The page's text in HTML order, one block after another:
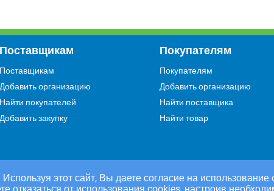
Используя этот сайт, Вы даете согласие на использование
отказаться от использования cookies, настроив
Поставщикам
Поставщикам
Добавить организацию
Найти покупателей
Добавить закупку
Покупателям
Покупателям
Добавить организацию
Найти поставщика
Найти товар